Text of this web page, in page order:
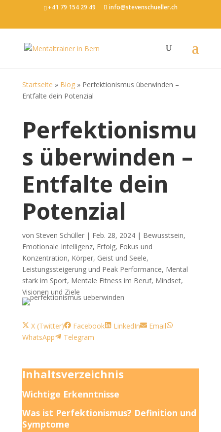
+41 79 154 29 49 info@stevenschueller.ch
Startseite » Blog» Perfektionismus überwinden –
Entfalte dein Potenzial
Perfektionismu
s überwinden –
Entfalte dein
Potenzial
von Steven Schüller| Feb. 28, 2024| Bewusstsein,
Emotionale Intelligenz, Erfolg, Fokus und
Konzentration, Körper, Geist und Seele,
Leistungssteigerung und Peak Performance, Mental
stark im Sport, Mentale Fitness im Beruf, Mindset,
Visionen und Ziele
Share
on
X (Twitter)
Share
on
Facebook
Share
LinkedIn
Share
Email
Share
WhatsApp
Share
Telegram
Inhaltsverzeichnis
Wichtige Erkenntnisse
Was ist Perfektionismus? Definition und
Symptome